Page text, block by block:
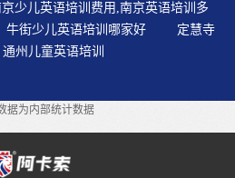
少儿英语培训费用,南京英语培训多
牛街少儿英语培训哪家好
定慧寺
通州儿童英语培训
据为内部统计数据